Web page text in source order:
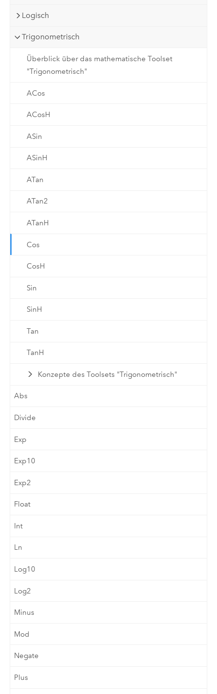
Logisch
Trigonometrisch
Überblick über das mathematische Toolset
"Trigonometrisch"
ACos
ACosH
ASin
ASinH
ATan
ATan2
ATanH
Cos
CosH
Sin
SinH
Tan
TanH
Konzepte des Toolsets "Trigonometrisch"
Abs
Divide
Exp
Exp10
Exp2
Float
Int
Ln
Log10
Log2
Minus
Mod
Negate
Plus